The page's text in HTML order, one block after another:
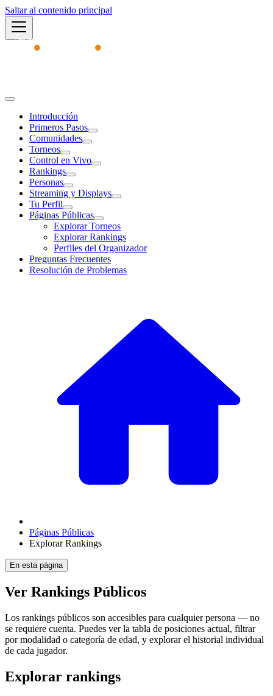
Saltar al contenido principal
Introducción
Primeros Pasos
Comunidades
Torneos
Control en Vivo
Rankings
Personas
Streaming y Displays
Tu Perfil
Páginas Públicas
Explorar Torneos
Explorar Rankings
Perfiles del Organizador
Preguntas Frecuentes
Resolución de Problemas
Páginas Públicas
Explorar Rankings
En esta página
Ver Rankings Públicos
Los rankings públicos son accesibles para cualquier persona — no
se requiere cuenta. Puedes ver la tabla de posiciones actual, filtrar
por modalidad o categoría de edad, y explorar el historial individual
de cada jugador.
Explorar rankings